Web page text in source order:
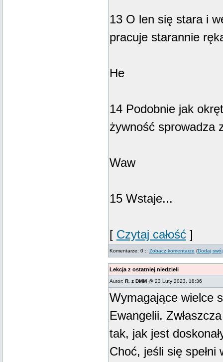
13 O len się stara i
pracuje starannie
He
14 Podobnie jak
żywność sprowadza
Waw
15 Wstaje...
[ Czytaj całość ]
Komentarze: 0 :: Zobacz komentarze (Dodaj
Lekcja z ostatniej niedzieli
Autor: R. z DMM @ 23 Luty 2023, 18:36
Wymagające wielce
Ewangelii.
tak, jak jest
Choć, jeśli się spełni